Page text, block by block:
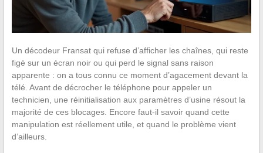
Un décodeur Fransat qui refuse d’afficher les chaînes, qui reste
figé sur un écran noir ou qui perd le signal sans raison
apparente : on a tous connu ce moment d’agacement devant la
télé. Avant de décrocher le téléphone pour appeler un
technicien, une réinitialisation aux paramètres d’usine résout la
majorité de ces blocages. Encore faut-il savoir quand cette
manipulation est réellement utile, et quand le problème vient
d’ailleurs.